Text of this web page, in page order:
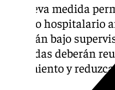
La nueva medida
ingreso hospitalario
seguirán bajo
viviendas deberán
aislamiento y